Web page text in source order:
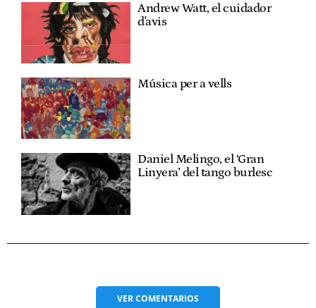
Andrew Watt, el cuidador
d'avis
Música per a vells
Daniel Melingo, el ‘Gran
Linyera’ del tango burlesc
VERCOMENTARIOS